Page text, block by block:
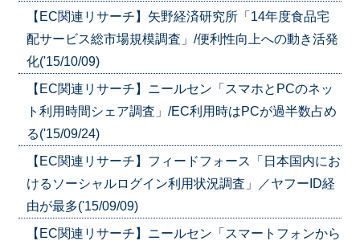
【EC関連リサーチ】矢野経済研究所「14年度食品宅
配サービス総市場規模調査」/便利性向上への動き活発
化('15/10/09)
【EC関連リサーチ】ニールセン「スマホとPCのネッ
ト利用時間シェア調査」/EC利用時はPCが過半数占め
る('15/09/24)
【EC関連リサーチ】フィードフォース「日本国内にお
けるソーシャルログイン利用状況調査」／ヤフーID経
由が最多('15/09/09)
【EC関連リサーチ】ニールセン「スマートフォンから